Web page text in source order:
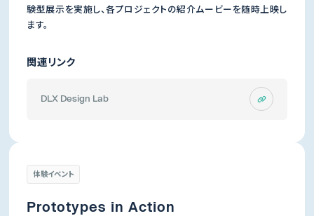
験型展示を実施し、各プロジェクトの紹介ムービーを随時上映し
ます。
関連リンク
DLX Design Lab
体験イベント
Prototypes in Action